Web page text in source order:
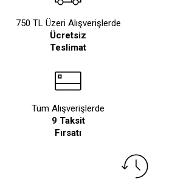
750 TL Üzeri Alışverişlerde
Ücretsiz
Teslimat
Tüm Alışverişlerde
9 Taksit
Fırsatı